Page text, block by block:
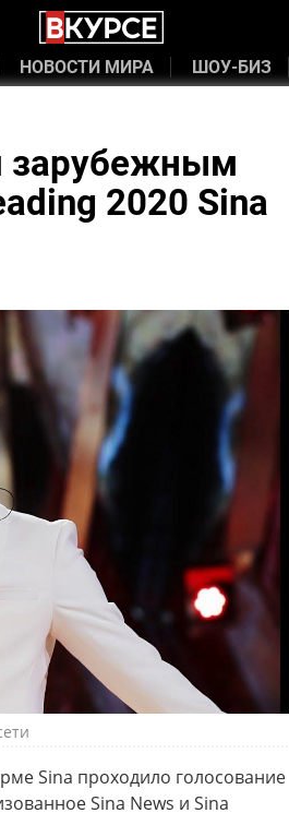
НОВОСТИ МИРА ШОУ-БИЗ
зарубежным
2020 Sina
Sina проходило голосование
Sina News и Sina